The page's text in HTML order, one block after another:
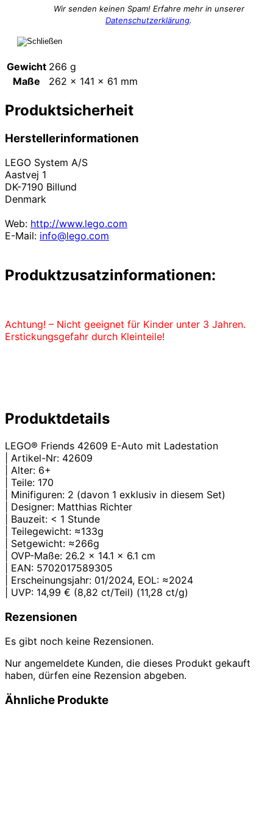
Wir senden keinen Spam! Erfahre mehr in unserer
Datenschutzerklärung.
Gewicht 266 g
Maße
262 × 141 × 61 mm
Produktsicherheit
Herstellerinformationen
LEGO System A/S
Aastvej 1
DK-7190 Billund
Denmark
Web: http://www.lego.com
E-Mail: info@lego.com
Produktzusatzinformationen:
Achtung! – Nicht geeignet für Kinder unter 3 Jahren.
Erstickungsgefahr durch Kleinteile!
Produktdetails
LEGO® Friends 42609 E-Auto mit Ladestation
| Artikel-Nr: 42609
| Alter: 6+
| Teile: 170
| Minifiguren: 2 (davon 1 exklusiv in diesem Set)
| Designer: Matthias Richter
| Bauzeit: < 1 Stunde
| Teilegewicht: ≈133g
| Setgewicht: ≈266g
| OVP-Maße: 26.2 x 14.1 x 6.1 cm
| EAN: 5702017589305
| Erscheinungsjahr: 01/2024, EOL: ≈2024
| UVP: 14,99 € (8,82 ct/Teil) (11,28 ct/g)
Rezensionen
Es gibt noch keine Rezensionen.
Nur angemeldete Kunden, die dieses Produkt gekauft
haben, dürfen eine Rezension abgeben.
Ähnliche Produkte